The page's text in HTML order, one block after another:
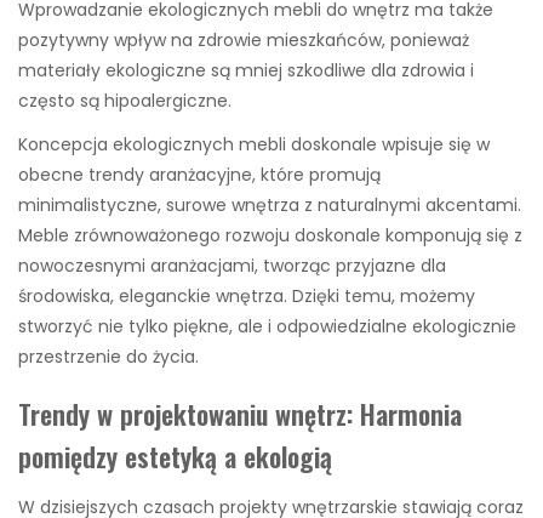
Wprowadzanie ekologicznych mebli do wnętrz ma także
pozytywny wpływ na zdrowie mieszkańców, ponieważ
materiały ekologiczne są mniej szkodliwe dla zdrowia i
często są hipoalergiczne.
Koncepcja ekologicznych mebli doskonale wpisuje się w
obecne trendy aranżacyjne, które promują
minimalistyczne, surowe wnętrza z naturalnymi akcentami.
Meble zrównoważonego rozwoju doskonale komponują się z
nowoczesnymi aranżacjami, tworząc przyjazne dla
środowiska, eleganckie wnętrza. Dzięki temu, możemy
stworzyć nie tylko piękne, ale i odpowiedzialne ekologicznie
przestrzenie do życia.
Trendy w projektowaniu wnętrz: Harmonia
pomiędzy estetyką a ekologią
W dzisiejszych czasach projekty wnętrzarskie stawiają coraz